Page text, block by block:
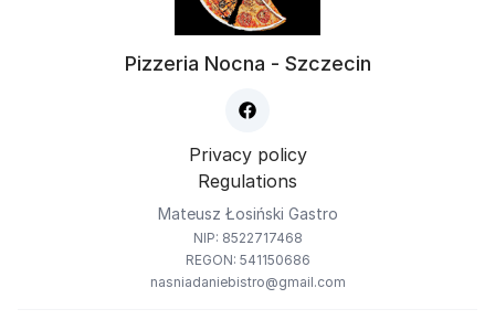
Pizzeria Nocna - Szczecin
Privacy policy
Regulations
Mateusz Łosiński Gastro
NIP: 8522717468
REGON: 541150686
nasniadaniebistro@gmail.com